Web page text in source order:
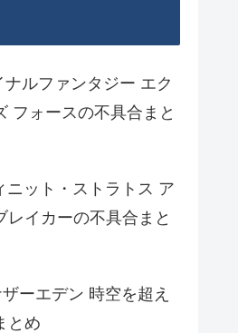
ルファンタジー エク
フォースの不具合まと
ニット・ストラトス ア
レイカーの不具合まと
ーエデン 時空を超え
とめ